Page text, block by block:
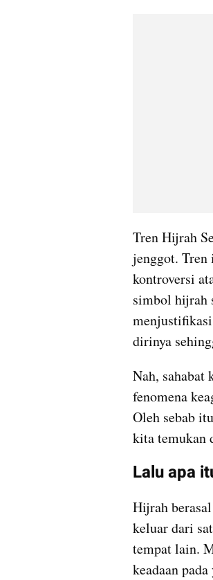
Tren Hijrah
jenggot. Tren
kontroversi
simbol hijrah
dirinya
Nah, sahabat
fenomena
Oleh sebab
kita temukan
Lalu apa
Hijrah
keluar dari
tempat lain.
keadaan